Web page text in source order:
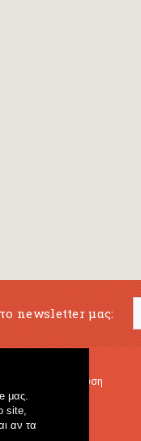
μας.
site,
αν τα
newsletter μας:
Μουσική Εκπαίδευση
Fagotto Blog